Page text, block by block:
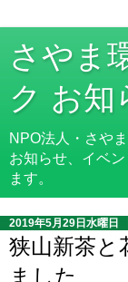
さやま
ク お知
NPO法人・さや
お知らせ、イベ
ます。
2019年5月29日水曜日
狭山新茶と
ました